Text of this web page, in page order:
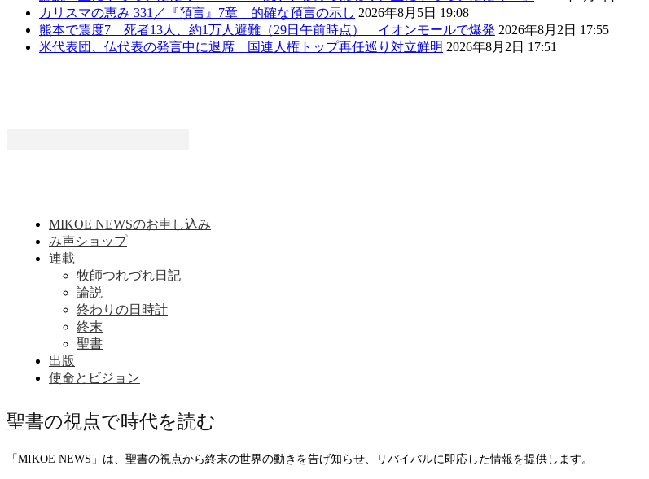
カリスマの恵み 331／『預言』7章 的確な預言の示し 2026年8月5日 19:08
熊本で震度7 死者13人、約1万人避難（29日午前時点） イオンモールで爆発 2026年8月2日 17:55
米代表団、仏代表の発言中に退席 国連人権トップ再任巡り対立鮮明 2026年8月2日 17:51
MIKOE NEWSのお申し込み
み声ショップ
連載
牧師つれづれ日記
論説
終わりの日時計
終末
聖書
出版
使命とビジョン
聖書の視点で時代を読む
「MIKOE NEWS」は、聖書の視点から終末の世界の動きを告げ知らせ、リバイバルに即応した情報を提供します。